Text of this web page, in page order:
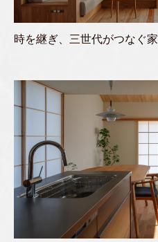
時を継ぎ、三世代がつなぐ家